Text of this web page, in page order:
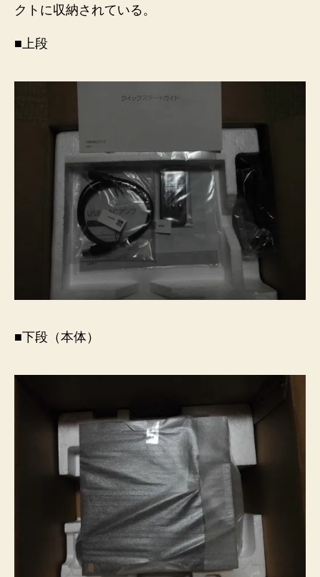
クトに収納されている。
■上段
■下段（本体）